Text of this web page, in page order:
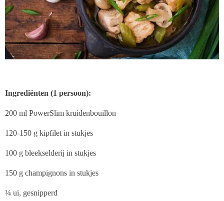
Ingrediënten (1 persoon):
200 ml PowerSlim kruidenbouillon
120-150 g kipfilet in stukjes
100 g bleekselderij in stukjes
150 g champignons in stukjes
¼ ui, gesnipperd